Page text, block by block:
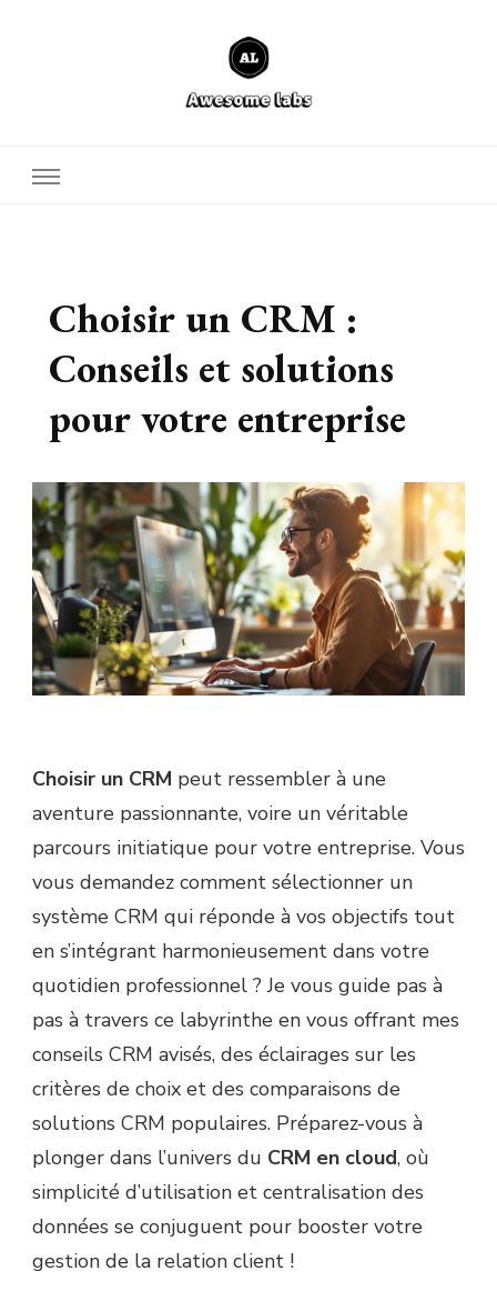
Choisir un CRM :
Conseils et solutions
pour votre entreprise
Choisir un CRM peut ressembler à une
aventure passionnante, voire un véritable
parcours initiatique pour votre entreprise. Vous
vous demandez comment sélectionner un
système CRM qui réponde à vos objectifs tout
en s’intégrant harmonieusement dans votre
quotidien professionnel ? Je vous guide pas à
pas à travers ce labyrinthe en vous offrant mes
conseils CRM avisés, des éclairages sur les
critères de choix et des comparaisons de
solutions CRM populaires. Préparez-vous à
plonger dans l’univers du CRM en cloud, où
simplicité d’utilisation et centralisation des
données se conjuguent pour booster votre
gestion de la relation client !